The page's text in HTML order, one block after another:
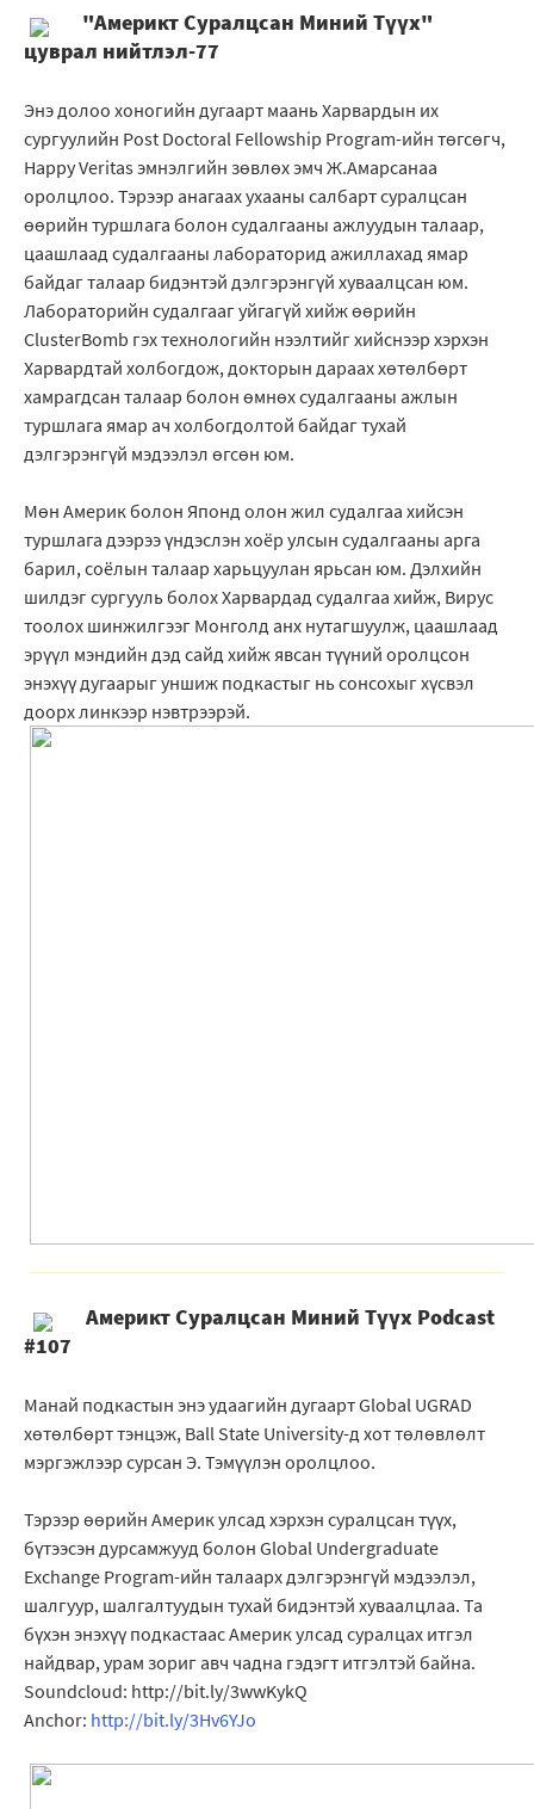
"Америкт Суралцсан Миний Түүх"
цуврал нийтлэл-77
Энэ долоо хоногийн дугаарт маань Харвардын их
сургуулийн Post Doctoral Fellowship Program-ийн төгсөгч,
Happy Veritas эмнэлгийн зөвлөх эмч Ж.Амарсанаа
оролцлоо. Тэрээр анагаах ухааны салбарт суралцсан
өөрийн туршлага болон судалгааны ажлуудын талаар,
цаашлаад судалгааны лабораторид ажиллахад ямар
байдаг талаар бидэнтэй дэлгэрэнгүй хуваалцсан юм.
Лабораторийн судалгааг уйгагүй хийж өөрийн
ClusterBomb гэх технологийн нээлтийг хийснээр хэрхэн
Харвардтай холбогдож, докторын дараах хөтөлбөрт
хамрагдсан талаар болон өмнөх судалгааны ажлын
туршлага ямар ач холбогдолтой байдаг тухай
дэлгэрэнгүй мэдээлэл өгсөн юм.
Мөн Америк болон Японд олон жил судалгаа хийсэн
туршлага дээрээ үндэслэн хоёр улсын судалгааны арга
барил, соёлын талаар харьцуулан ярьсан юм. Дэлхийн
шилдэг сургууль болох Харвардад судалгаа хийж, Вирус
тоолох шинжилгээг Монголд анх нутагшуулж, цаашлаад
эрүүл мэндийн дэд сайд хийж явсан түүний оролцсон
энэхүү дугаарыг уншиж подкастыг нь сонсохыг хүсвэл
доорх линкээр нэвтрээрэй.
Америкт Суралцсан Миний Түүх Podcast
#107
Манай подкастын энэ удаагийн дугаарт Global UGRAD
хөтөлбөрт тэнцэж, Ball State University-д хот төлөвлөлт
мэргэжлээр сурсан Э. Тэмүүлэн оролцлоо.
Тэрээр өөрийн Америк улсад хэрхэн суралцсан түүх,
бүтээсэн дурсамжууд болон Global Undergraduate
Exchange Program-ийн талаарх дэлгэрэнгүй мэдээлэл,
шалгуур, шалгалтуудын тухай бидэнтэй хуваалцлаа. Та
бүхэн энэхүү подкастаас Америк улсад суралцах итгэл
найдвар, урам зориг авч чадна гэдэгт итгэлтэй байна.
Soundcloud: http://bit.ly/3wwKykQ
Anchor: http://bit.ly/3Hv6YJo